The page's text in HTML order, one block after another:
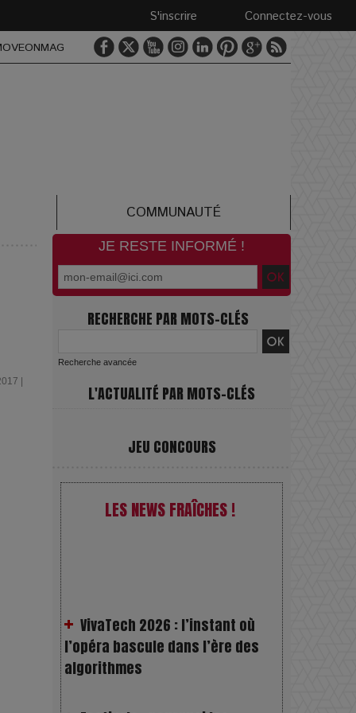
Connectez-vous
S'inscrire
COMMUNAUTÉ
|
JE RESTE INFORMÉ !
RECHERCHE PAR MOTS-CLÉS
Recherche avancée
L'ACTUALITÉ PAR MOTS-CLÉS
JEU CONCOURS
LES NEWS FRAÎCHES !
algorithmes
Festivals : pourquoi les